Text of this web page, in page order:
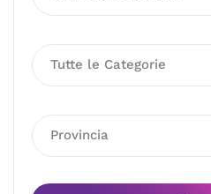
Tutte le Categorie
Provincia